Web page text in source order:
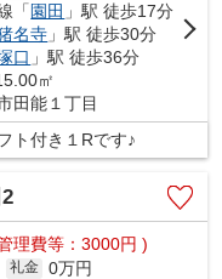
「園田 」駅 徒歩17分
名寺 」駅 徒歩30分
口 」駅 徒歩36分
㎡
田能１丁目
ト付き１Rです♪
理費等：3000円 )
礼金 0万円